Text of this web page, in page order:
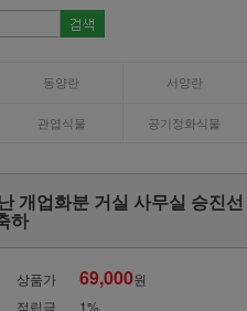
동양란 서양란
관엽식물 공기정화식물
개업화분 거실 사무실 승진선
하
상품가 69,000원
적립금
1%